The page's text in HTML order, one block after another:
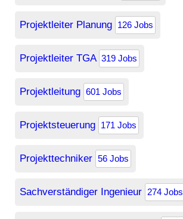
Projektleiter Planung 126 Jobs
Projektleiter TGA 319 Jobs
Projektleitung 601 Jobs
Projektsteuerung 171 Jobs
Projekttechniker 56 Jobs
Sachverständiger Ingenieur 274 Jobs